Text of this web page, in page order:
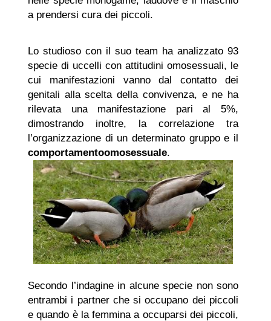
a prendersi cura dei piccoli.
Lo studioso con il suo team ha analizzato 93
specie di uccelli con attitudini omosessuali, le
cui manifestazioni vanno dal contatto dei
genitali alla scelta della convivenza, e ne ha
rilevata una manifestazione pari al 5%,
dimostrando inoltre, la correlazione tra
l’organizzazione di un determinato gruppo e il
comportamentoomosessuale.
Secondo l’indagine in alcune specie non sono
entrambi i partner che si occupano dei piccoli
e quando è la femmina a occuparsi dei piccoli,